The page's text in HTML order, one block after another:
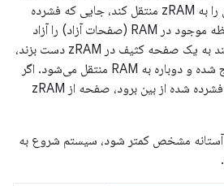
ذخیره شده در حافظه پنهان را به zRAM منتقل کند، جایی که فشرده
می‌شوند. انجام این کار حافظه موجود در RAM (صفحات آزاد) را آزاد
می‌کند. اگر فرآیندی سعی کند به یک صفحه کثیف در zRAM دست بزند،
صفحه از حالت فشرده خارج شده و دوباره به RAM منتقل می‌شود. اگر
فرآیند مرتبط با یک صفحه فشرده شده از بین برود، صفحه از zRAM
آستانه مشخص کمتر شود، سیستم شروع به